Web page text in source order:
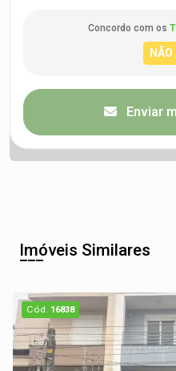
Concordo com os
Enviar
Imóveis Similares
Cód. 16838